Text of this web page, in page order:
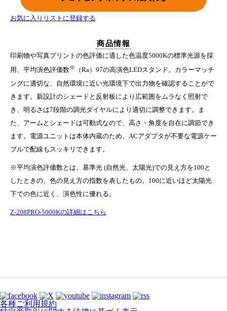
お気に入りリストに登録する
商品情報
印刷物や写真プリントの色評価に適した色温度5000Kの標準光源を採
用、平均演色評価数※
（Ra）97の高演色LEDスタンド。カラーマッチ
ングに適切な、自然環境に近い光環境下で出力物を確認することがで
きます。新設計のシェードと反射板により広範囲をムラなく照射で
き、明るさは7段階の調光ダイヤルにより適切に調整できます。ま
た、アームとシェードは可動式なので、高さ・角度を自在に調節でき
ます。電源ユニットは本体内蔵のため、ACアダプタが不要な電源ケー
ブルで配線もスッキリできます。
※平均演色評価数とは、基準光 (自然光、太陽光)での見え方を100と
したときの、色の見え方の指数を表したもの。100に近いほど太陽光
下での色に近く、演色性に優れる。
Z-208PRO-5000Kの詳細はこちら
各種ご利用規約